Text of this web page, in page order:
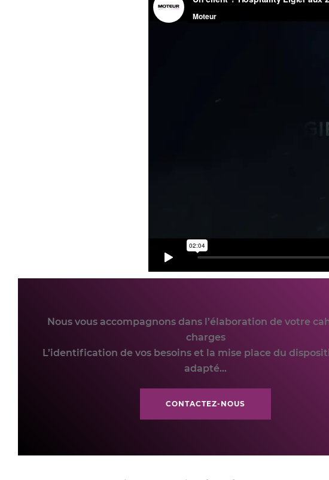
Nous vous accompagnons dans l’élaboration de votre
charges
L’identification de vos besoins et la mise place du
adapté...
CONTACTEZ-NOUS